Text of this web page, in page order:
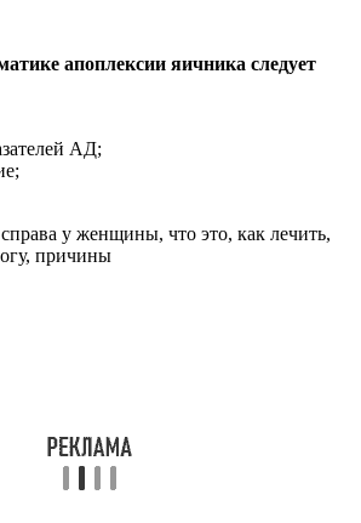
апоплексии яичника следует
АД;